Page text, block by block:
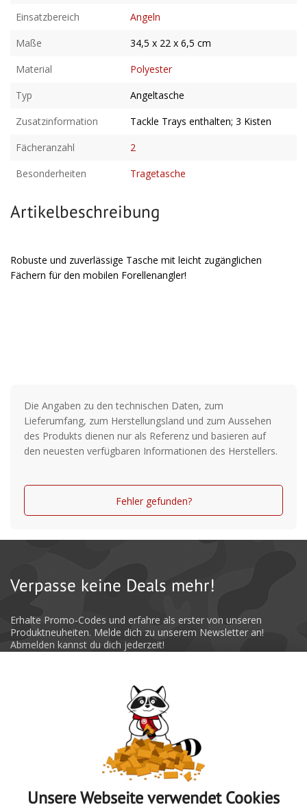
Einsatzbereich
Angeln
Maße
34,5 x 22 x 6,5 cm
Material
Polyester
Typ
Angeltasche
Zusatzinformation
Tackle Trays enthalten; 3 Kisten
Fächeranzahl
2
Besonderheiten
Tragetasche
Artikelbeschreibung
Robuste und zuverlässige Tasche mit leicht zugänglichen
Fächern für den mobilen Forellenangler!
Die Angaben zu den technischen Daten, zum
Lieferumfang, zum Herstellungsland und zum Aussehen
des Produkts dienen nur als Referenz und basieren auf
den neuesten verfügbaren Informationen des Herstellers.
Fehler gefunden?
Verpasse keine Deals mehr!
Erhalte Promo-Codes und erfahre als erster von unseren
Produktneuheiten. Melde dich zu unserem Newsletter an!
Abmelden kannst du dich jederzeit!
Absenden
Unsere Webseite verwendet Cookies